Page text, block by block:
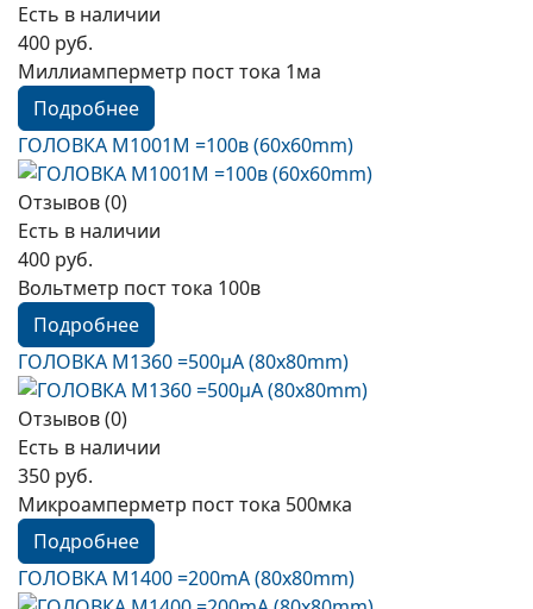
Есть в наличии
400 руб.
Миллиамперметр пост тока 1ма
Подробнее
ГОЛОВКА М1001М =100в (60x60mm)
Отзывов (0)
Есть в наличии
400 руб.
Вольтметр пост тока 100в
Подробнее
ГОЛОВКА М1360 =500µА (80x80mm)
Отзывов (0)
Есть в наличии
350 руб.
Микроамперметр пост тока 500мка
Подробнее
ГОЛОВКА М1400 =200mА (80x80mm)